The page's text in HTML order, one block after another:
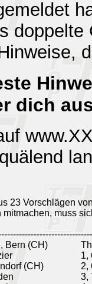
dich
23 Vorschlägen
mitmachen, muss
Bern (CH)
1,
(CH)
2,
3,